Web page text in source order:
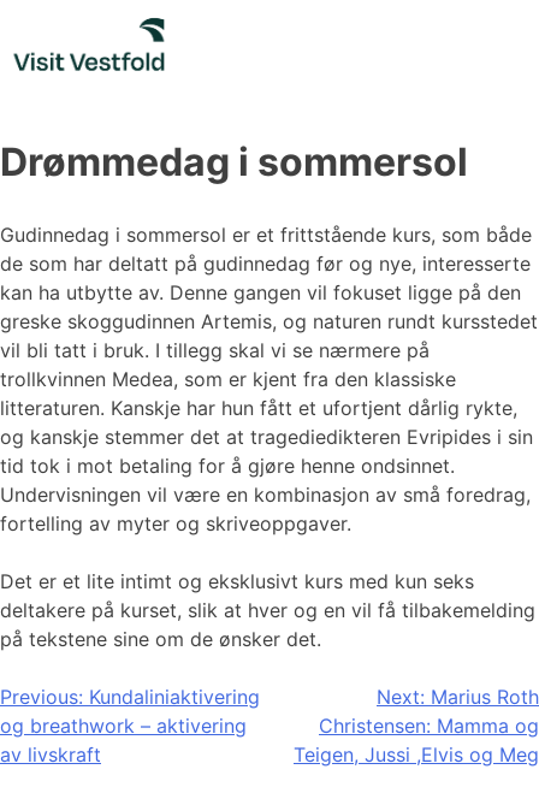
content
Drømmedag i sommersol
Gudinnedag i sommersol er et frittstående kurs, som både
de som har deltatt på gudinnedag før og nye, interesserte
kan ha utbytte av. Denne gangen vil fokuset ligge på den
greske skoggudinnen Artemis, og naturen rundt kursstedet
vil bli tatt i bruk. I tillegg skal vi se nærmere på
trollkvinnen Medea, som er kjent fra den klassiske
litteraturen. Kanskje har hun fått et ufortjent dårlig rykte,
og kanskje stemmer det at tragediedikteren Evripides i sin
tid tok i mot betaling for å gjøre henne ondsinnet.
Undervisningen vil være en kombinasjon av små foredrag,
fortelling av myter og skriveoppgaver.
Det er et lite intimt og eksklusivt kurs med kun seks
deltakere på kurset, slik at hver og en vil få tilbakemelding
på tekstene sine om de ønsker det.
Innleggsnavigasjon
Previous: Kundaliniaktivering
og breathwork – aktivering
av livskraft
Next: Marius Roth
Christensen: Mamma og
Teigen, Jussi ,Elvis og Meg